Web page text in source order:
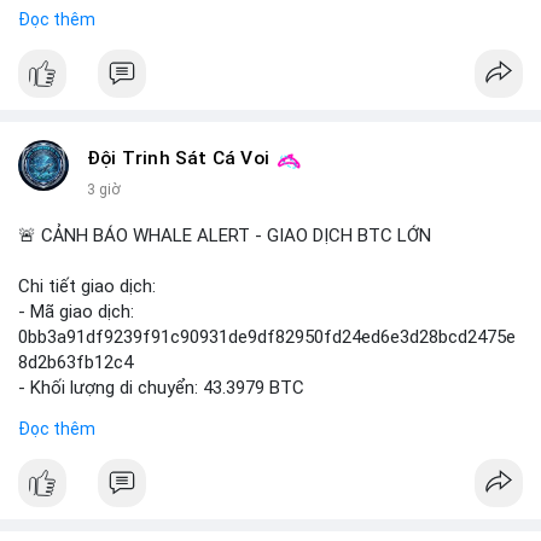
$btc $eth
#vlikevn #titanbot
Đọc thêm
Đội Trinh Sát Cá Voi
3 giờ
🚨 CẢNH BÁO WHALE ALERT - GIAO DỊCH BTC LỚN
Chi tiết giao dịch:
- Mã giao dịch:
0bb3a91df9239f91c90931de9df82950fd24ed6e3d28bcd2475e
8d2b63fb12c4
- Khối lượng di chuyển: 43.3979 BTC
USD)
- Thời gian: 04:18
Đọc thêm